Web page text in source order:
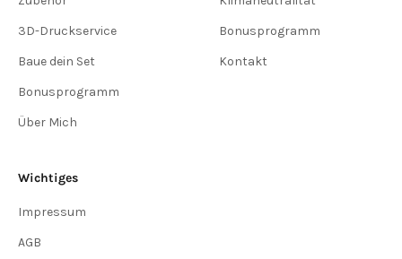
3D-Druckservice
Baue dein Set
Bonusprogramm
Über Mich
Bonusprogramm
Kontakt
Wichtiges
Impressum
AGB